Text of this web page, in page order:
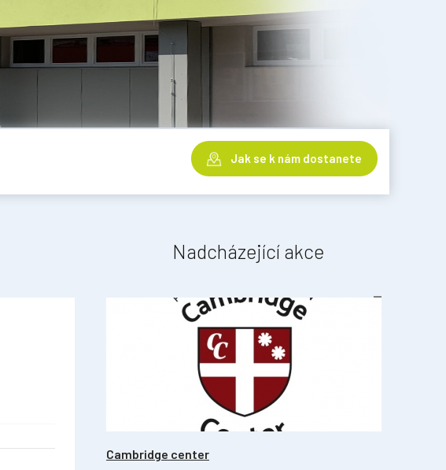
Jak se k nám dostanete
Nadcházející akce
Cambridge center